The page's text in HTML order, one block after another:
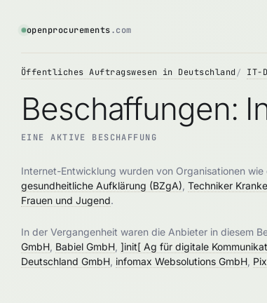
openprocurements.com
Öffentliches Auftragswesen in Deutschland IT-
Beschaffungen:
EINE AKTIVE BESCHAFFUNG
Internet-Entwicklung wurden von Organisationen
gesundheitliche Aufklärung (BZgA) Techniker
Frauen und Jugend.
In der Vergangenheit waren die Anbieter in diesem
GmbH Babiel GmbH ]init[ Ag für digitale
Deutschland GmbH infomax Websolutions GmbH